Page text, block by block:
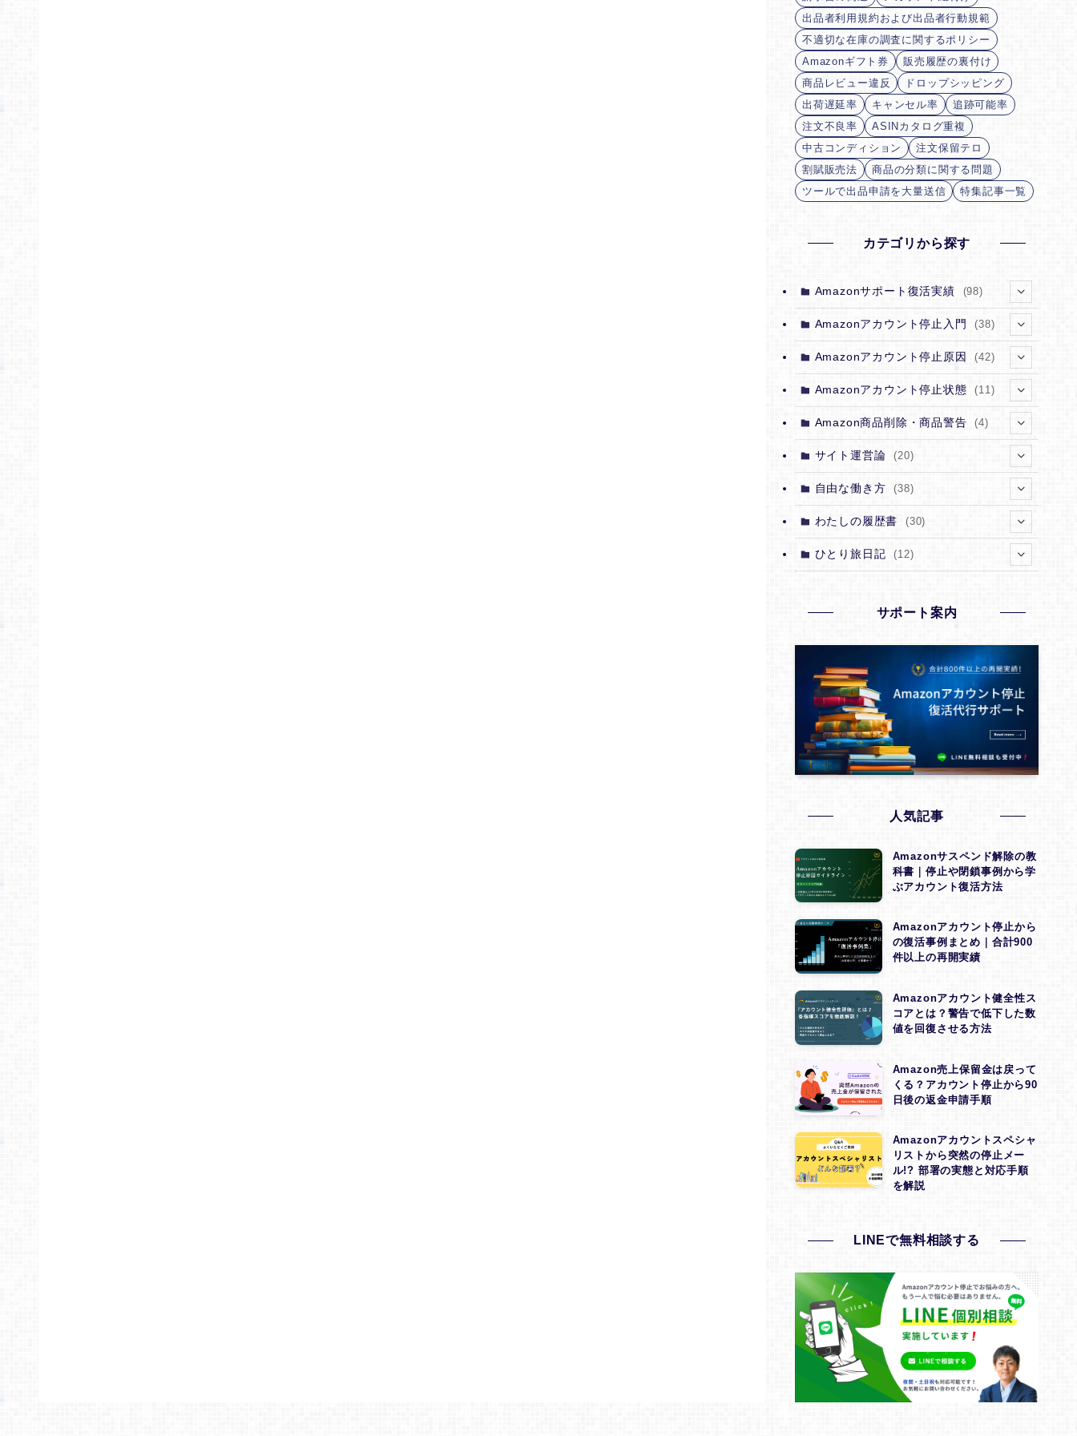
出品者利用規約および出品者行動規範
不適切な在庫の調査に関するポリシー
Amazonギフト券
販売履歴の裏付け
商品レビュー違反
ドロップシッピング
出荷遅延率
キャンセル率
追跡可能率
注文不良率
ASINカタログ重複
中古コンディション
注文保留テロ
割賦販売法
商品の分類に関する問題
ツールで出品申請を大量送信
特集記事一覧
カテゴリから探す
Amazonサポート復活実績 (98)
(7)
(12)
(12)
(12)
(12)
(12)
(1)
(2)
Amazonアカウント停止入門 (38)
(4)
(2)
(5)
(7)
(1)
(18)
Amazonアカウント停止原因 (42)
(1)
(4)
(3)
(2)
(1)
(1)
(1)
(3)
(1)
(1)
(1)
(1)
(1)
(1)
(1)
Amazonアカウント停止状態 (11)
(1)
(1)
(5)
Amazon商品削除・商品警告 (4)
(1)
サイト運営論 (20)
(1)
(1)
(8)
自由な働き方 (38)
(1)
(15)
(9)
わたしの履歴書 (30)
(5)
(3)
(4)
(4)
ひとり旅日記 (12)
(2)
(4)
サポート案内
人気記事
Amazonサスペンド解除の教
科書｜停止や閉鎖事例から学
ぶアカウント復活方法
Amazonアカウント停止から
の復活事例まとめ｜合計900
件以上の再開実績
Amazonアカウント健全性ス
コアとは？警告で低下した数
値を回復させる方法
Amazon売上保留金は戻って
くる？アカウント停止から90
日後の返金申請手順
Amazonアカウントスペシャ
リストから突然の停止メー
ル!? 部署の実態と対応手順
を解説
LINEで無料相談する